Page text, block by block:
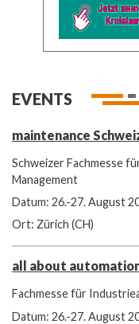
EVENTS
maintenance
Schweizer Fachmesse
Management
Datum: 26.-27. August
Ort: Zürich (CH)
all about
Fachmesse für
Datum: 26.-27. August